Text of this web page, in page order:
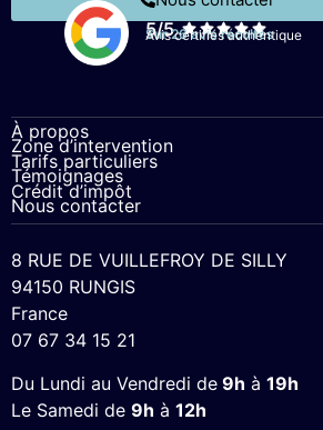
5/5
Sur 26 avis récoltés
Avis certifiés authentique
À propos
Zone d’intervention
Tarifs particuliers
Témoignages
Crédit d’impôt
Nous contacter
8 RUE DE VUILLEFROY DE SILLY
94150 RUNGIS
France
07 67 34 15 21
Du Lundi au Vendredi de 9h à 19h
Le Samedi de 9h à 12h